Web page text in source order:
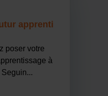
apprenti
poser votre
à
Seguin...